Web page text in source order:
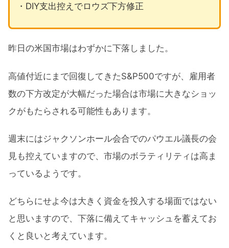
・DIY支出控えでロウズ下方修正
昨日の米国市場はわずかに下落しました。
高値付近にまで回復してきたS&P500ですが、雇用者
数の下方改定が大幅だった場合は市場に大きなショッ
クがもたらされる可能性もあります。
週末にはジャクソンホール会合でのパウエル議長の会
見も控えていますので、市場のボラティリティは高ま
っているようです。
どちらにせよ今は大きく資金を投入する場面ではない
と思いますので、下落に備えてキャッシュを蓄えてお
くと良いと考えています。